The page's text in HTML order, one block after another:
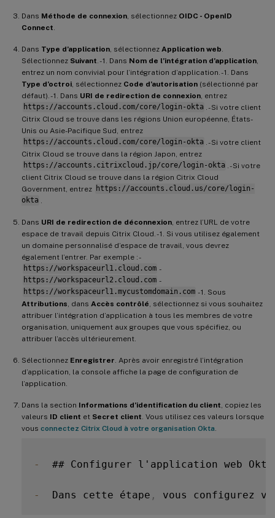
Dans Méthode de connexion , sélectionnez OIDC - OpenID
Connect
Dans Type d’application , sélectionnez Application web
Sélectionnez Suivant . - 1. Dans Nom de l’intégration d’application
entrez un nom convivial pour l’intégration d’application. - 1. Dans
Type d’octroi , sélectionnez Code d’autorisation (sélectionné par
défaut). - 1. Dans URI de redirection de connexion , entrez
https://accounts.cloud.com/core/login-okta . - Si votre client
Citrix Cloud se trouve dans les régions Union européenne, États-
Unis ou Asie-Pacifique Sud, entrez
https://accounts.cloud.com/core/login-okta . - Si votre client
Citrix Cloud se trouve dans la région Japon, entrez
https://accounts.citrixcloud.jp/core/login-okta . - Si votre
client Citrix Cloud se trouve dans la région Citrix Cloud
Government, entrez https://accounts.cloud.us/core/login-
okta
Dans URI de redirection de déconnexion , entrez l’URL de votre
espace de travail depuis Citrix Cloud. - 1. Si vous utilisez également
un domaine personnalisé d’espace de travail, vous devrez
également l’entrer. Par exemple : -
https://workspaceurl1.cloud.com -
https://workspaceurl2.cloud.com -
https://workspaceurl1.mycustomdomain.com - 1. Sous
Attributions , dans Accès contrôlé , sélectionnez si vous souhaitez
attribuer l’intégration d’application à tous les membres de votre
organisation, uniquement aux groupes que vous spécifiez, ou
attribuer l’accès ultérieurement.
Sélectionnez Enregistrer . Après avoir enregistré l’intégration
d’application, la console affiche la page de configuration de
l’application.
Dans la section Informations d’identification du client , copiez les
valeurs ID client et Secret client . Vous utilisez ces valeurs lorsque
vous connectez Citrix Cloud à votre organisation Okta
-
## Configurer l'application web
-
  Dans cette étape
, vous configurez